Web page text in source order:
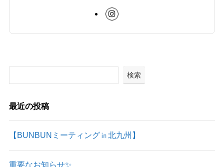
検索
最近の投稿
【BUNBUNミーティング㏌北九州】
重要なお知らせ✨